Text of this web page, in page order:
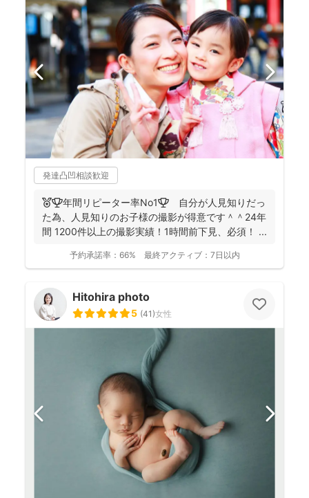
発達凸凹相談歓迎
🏅🏆️年間リピーター率No1🏆 自分が人見知りだっ
た為、人見知りのお子様の撮影が得意です＾＾24年
間 1200件以上の撮影実績！1時間前下見、必須！ ...
予約承諾率： 66% 最終アクティブ： 7日以内
Hitohira photo
5 (41)女性